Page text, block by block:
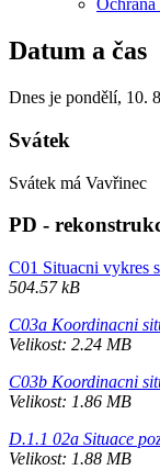
Datum a čas
Dnes je pondělí, 10.
Svátek
Svátek má Vavřinec
PD -
C01 Situacni vykres
504.57 kB
C03a Koordinacni
Velikost: 2.24 MB
C03b Koordinacni
Velikost: 1.86 MB
D.1.1 02a Situace
Velikost: 1.88 MB